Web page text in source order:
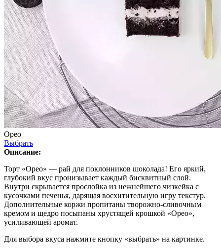
Орео
Выбрать
Описание:
Торт «Орео» — рай для поклонников шоколада! Его яркий,
глубокий вкус пронизывает каждый бисквитный слой.
Внутри скрывается прослойка из нежнейшего чизкейка с
кусочками печенья, дарящая восхитительную игру текстур.
Дополнительные коржи пропитаны творожно-сливочным
кремом и щедро посыпаны хрустящей крошкой «Орео»,
усиливающей аромат.
Для выбора вкуса нажмите кнопку «выбрать» на картинке.